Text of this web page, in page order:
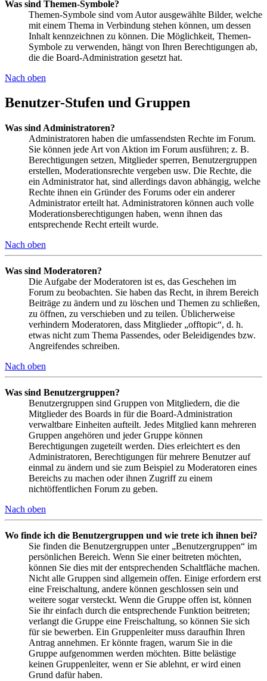
Was sind Themen-Symbole?
Themen-Symbole sind vom Autor ausgewählte Bilder, welche
mit einem Thema in Verbindung stehen können, um dessen
Inhalt kennzeichnen zu können. Die Möglichkeit, Themen-
Symbole zu verwenden, hängt von Ihren Berechtigungen ab,
die die Board-Administration gesetzt hat.
Nach oben
Benutzer-Stufen und Gruppen
Was sind Administratoren?
Administratoren haben die umfassendsten Rechte im Forum.
Sie können jede Art von Aktion im Forum ausführen; z. B.
Berechtigungen setzen, Mitglieder sperren, Benutzergruppen
erstellen, Moderationsrechte vergeben usw. Die Rechte, die
ein Administrator hat, sind allerdings davon abhängig, welche
Rechte ihnen ein Gründer des Forums oder ein anderer
Administrator erteilt hat. Administratoren können auch volle
Moderationsberechtigungen haben, wenn ihnen das
entsprechende Recht erteilt wurde.
Nach oben
Was sind Moderatoren?
Die Aufgabe der Moderatoren ist es, das Geschehen im
Forum zu beobachten. Sie haben das Recht, in ihrem Bereich
Beiträge zu ändern und zu löschen und Themen zu schließen,
zu öffnen, zu verschieben und zu teilen. Üblicherweise
verhindern Moderatoren, dass Mitglieder „offtopic“, d. h.
etwas nicht zum Thema Passendes, oder Beleidigendes bzw.
Angreifendes schreiben.
Nach oben
Was sind Benutzergruppen?
Benutzergruppen sind Gruppen von Mitgliedern, die die
Mitglieder des Boards in für die Board-Administration
verwaltbare Einheiten aufteilt. Jedes Mitglied kann mehreren
Gruppen angehören und jeder Gruppe können
Berechtigungen zugeteilt werden. Dies erleichtert es den
Administratoren, Berechtigungen für mehrere Benutzer auf
einmal zu ändern und sie zum Beispiel zu Moderatoren eines
Bereichs zu machen oder ihnen Zugriff zu einem
nichtöffentlichen Forum zu geben.
Nach oben
Wo finde ich die Benutzergruppen und wie trete ich ihnen bei?
Sie finden die Benutzergruppen unter „Benutzergruppen“ im
persönlichen Bereich. Wenn Sie einer beitreten möchten,
können Sie dies mit der entsprechenden Schaltfläche machen.
Nicht alle Gruppen sind allgemein offen. Einige erfordern erst
eine Freischaltung, andere können geschlossen sein und
weitere sogar versteckt. Wenn die Gruppe offen ist, können
Sie ihr einfach durch die entsprechende Funktion beitreten;
verlangt die Gruppe eine Freischaltung, so können Sie sich
für sie bewerben. Ein Gruppenleiter muss daraufhin Ihren
Antrag annehmen. Er könnte fragen, warum Sie in die
Gruppe aufgenommen werden möchten. Bitte belästige
keinen Gruppenleiter, wenn er Sie ablehnt, er wird einen
Grund dafür haben.